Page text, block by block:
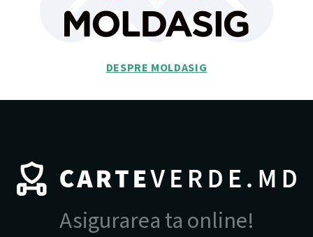
DESPRE MOLDASIG
Asigurarea ta online!